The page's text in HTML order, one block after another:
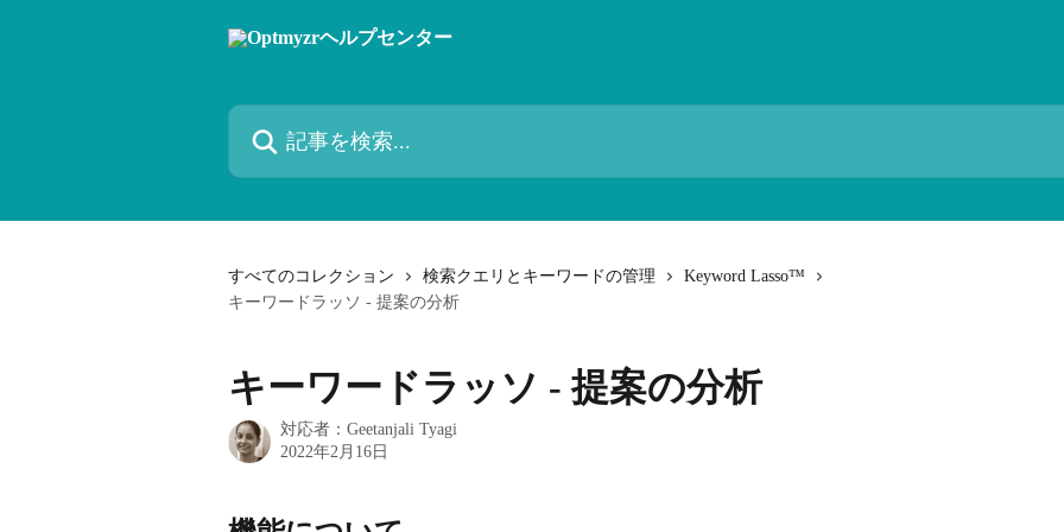
記事を検索...
すべてのコレクション 検索クエリとキーワードの管理
Keyword Lasso™
キーワードラッソ - 提案の分析
キーワードラッソ - 提案の分析
対応者： Geetanjali Tyagi
2022年2月16日